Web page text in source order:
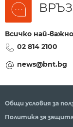
Всичко най-
02 814 2100
news@bnt.bg
Общи условия за
Политика за